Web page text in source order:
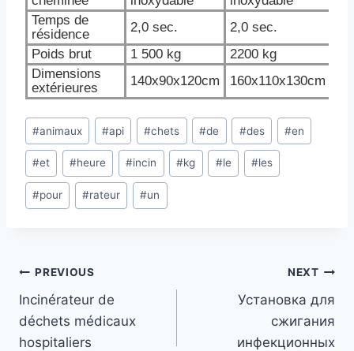
Temps de
résidence
2,0 sec. 2,0 sec.
Poids brut
1 500 kg 2200 kg
Dimensions
extérieures
140x90x120cm 160x110x130cm
Post
Tags:
#animaux #api #chets #de #des #en
#et #heure #incin #kg #le #les
#pour #rateur #un
Post
navigation
PREVIOUS
Incinérateur de
déchets médicaux
hospitaliers
NEXT
Установка для
сжигания
инфекционных